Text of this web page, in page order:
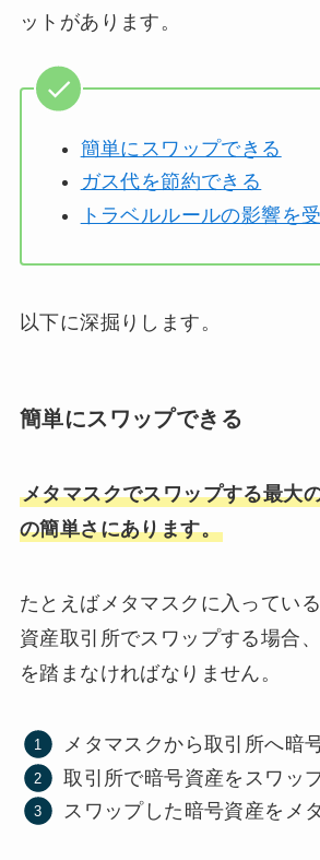
ットがあります。
簡単にスワップできる
ガス代を節約できる
トラベルルールの影響を
以下に深掘りします。
簡単にスワップできる
メタマスクでスワップする最大
の簡単さにあります。
たとえばメタマスクに入ってい
資産取引所でスワップする場合
を踏まなければなりません。
メタマスクから取引所へ暗
取引所で暗号資産をスワッ
スワップした暗号資産をメ